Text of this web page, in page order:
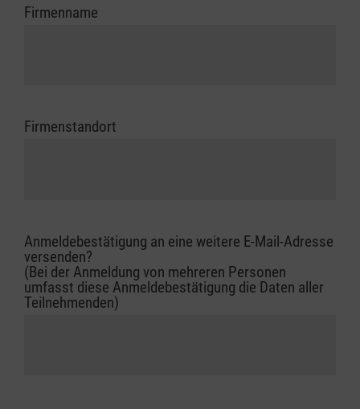
Firmenname
Firmenstandort
Anmeldebestätigung an eine weitere E-Mail-Adresse
versenden?
(Bei der Anmeldung von mehreren Personen
umfasst diese Anmeldebestätigung die Daten aller
Teilnehmenden)